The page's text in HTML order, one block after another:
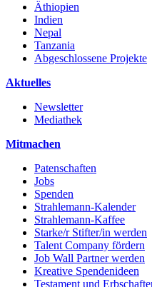
Äthiopien
Indien
Nepal
Tanzania
Abgeschlossene Projekte
Aktuelles
Newsletter
Mediathek
Mitmachen
Patenschaften
Jobs
Spenden
Strahlemann-Kalender
Strahlemann-Kaffee
Starke/r Stifter/in werden
Talent Company fördern
Job Wall Partner werden
Kreative Spendenideen
Testament und